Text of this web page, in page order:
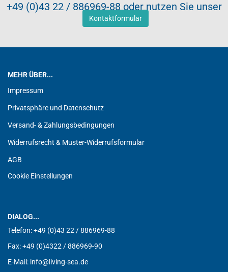
+49 (0)43 22 / 886969-88 oder nutzen Sie unser
Kontaktformular
MEHR ÜBER...
Impressum
Privatsphäre und Datenschutz
Versand- & Zahlungsbedingungen
Widerrufsrecht & Muster-Widerrufsformular
AGB
Cookie Einstellungen
DIALOG...
Telefon:+49 (0)43 22 / 886969-88
Fax:+49 (0)4322 / 886969-90
E-Mail: info@living-sea.de